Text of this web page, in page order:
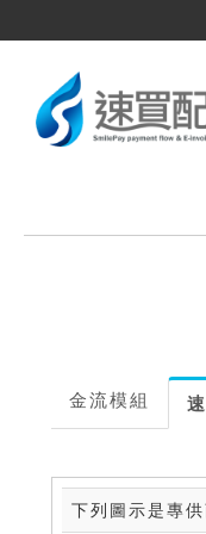
金流模組
下列圖示是專